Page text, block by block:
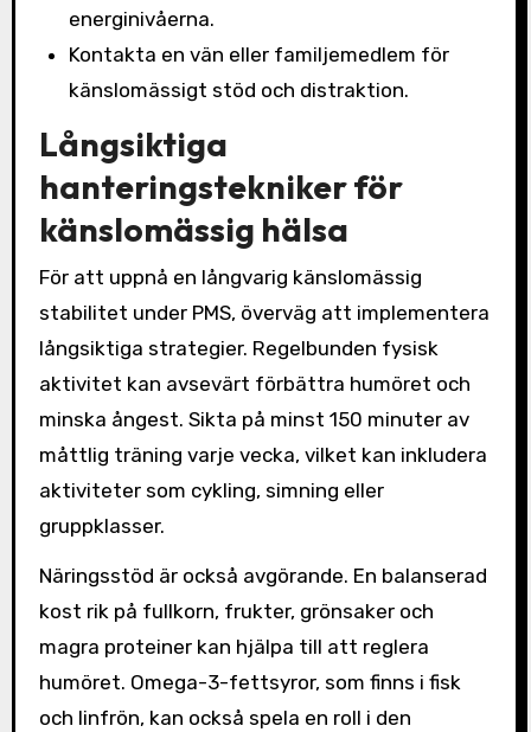
energinivåerna.
Kontakta en vän eller familjemedlem för
känslomässigt stöd och distraktion.
Långsiktiga
hanteringstekniker för
känslomässig hälsa
För att uppnå en långvarig känslomässig
stabilitet under PMS, överväg att implementera
långsiktiga strategier. Regelbunden fysisk
aktivitet kan avsevärt förbättra humöret och
minska ångest. Sikta på minst 150 minuter av
måttlig träning varje vecka, vilket kan inkludera
aktiviteter som cykling, simning eller
gruppklasser.
Näringsstöd är också avgörande. En balanserad
kost rik på fullkorn, frukter, grönsaker och
magra proteiner kan hjälpa till att reglera
humöret. Omega-3-fettsyror, som finns i fisk
och linfrön, kan också spela en roll i den